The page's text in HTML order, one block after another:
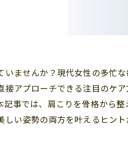
いませんか？現代女性の多忙
接アプローチできる注目のケ
記事では、肩こりを骨格から
い姿勢の両方を叶えるヒント